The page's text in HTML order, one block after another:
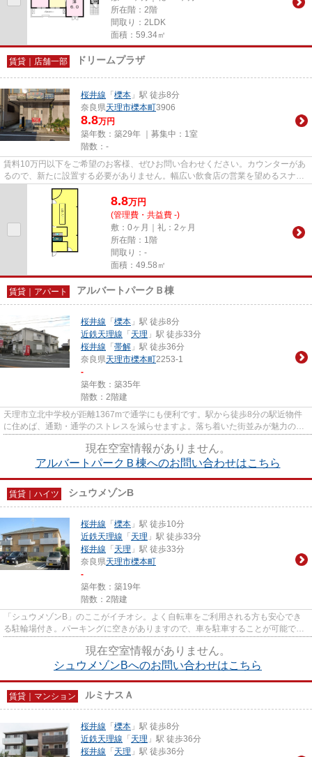
所在階：2階
間取り：2LDK
面積：59.34㎡
賃貸｜店舗一部 ドリームプラザ
桜井線 「 櫟本 」駅 徒歩8分
奈良県天理市櫟本町3906
8.8万円
築年数：築29年 ｜募集中： 1室
階数：-
賃料10万円以下をご希望のお客様、ぜひお問い合わせください。カウンターがあ
るので、新たに設置する必要がありません。幅広い飲食店の営業を望めるスナッ
ク・バー向けのおすすめ賃貸...
8.8万円
(管理費・共益費 -)
敷：0ヶ月｜礼：2ヶ月
所在階：1階
間取り：-
面積：49.58㎡
賃貸｜アパート アルバートパークＢ棟
桜井線 「 櫟本 」駅 徒歩8分
近鉄天理線 「 天理 」駅 徒歩33分
桜井線 「 帯解 」駅 徒歩36分
奈良県天理市櫟本町2253-1
-
築年数：築35年
階数：2階建
天理市立北中学校が距離1367mで通学にも便利です。駅から徒歩8分の駅近物件
に住めば、通勤・通学のストレスを減らせますよ。落ち着いた街並みが魅力のア
現在空室情報がありません。
アルバートパークＢ棟へのお問い合わせはこちら
賃貸｜ハイツ シュウメゾンB
桜井線 「 櫟本 」駅 徒歩10分
近鉄天理線 「 天理 」駅 徒歩33分
桜井線 「 天理 」駅 徒歩33分
奈良県天理市櫟本町
-
築年数：築19年
階数：2階建
「シュウメゾンB」のここがイチオシ。よく自転車をご利用される方も安心でき
る駐輪場付き。パーキングに空きがありますので、車を駐車することが可能で
現在空室情報がありません。
シュウメゾンBへのお問い合わせはこちら
賃貸｜マンション ルミナスＡ
桜井線 「 櫟本 」駅 徒歩8分
近鉄天理線 「 天理 」駅 徒歩36分
桜井線 「 天理 」駅 徒歩36分